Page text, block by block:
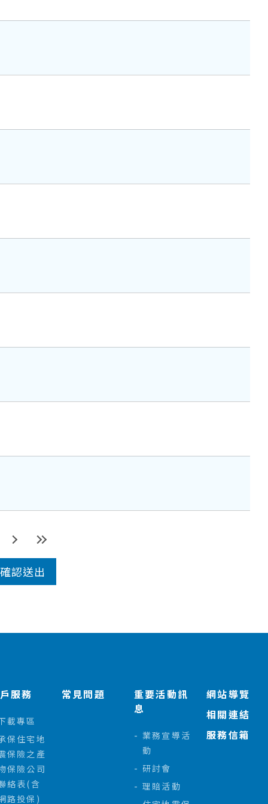
服務
載專區
保住宅地
保險之產
保險公司
絡表(含
路投保)
常見問題
重要活動訊
息
業務宣導活
動
研討會
理賠活動
網站導覽
相關連結
服務信箱